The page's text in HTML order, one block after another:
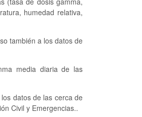
humedad relativa,
también a los datos de
media diaria de las
datos de las cerca de
Civil y Emergencias..